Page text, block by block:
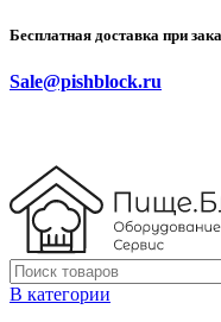
Бесплатная доставка при
Sale@pishblock.ru
В категории